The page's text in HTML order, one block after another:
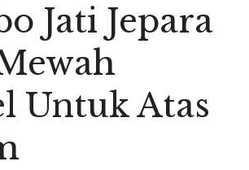
Jati Jepara
Untuk Atas